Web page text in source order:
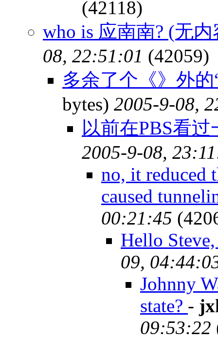
(42118)
who is 应南南? (无内
08, 22:51:01 (42059)
多余了个《》外
bytes) 2005-9-08,
以前在PBS看
2005-9-08,
no, it reduced
caused
00:21:45
Hello
09,
Johnny
state? -
09:53:22